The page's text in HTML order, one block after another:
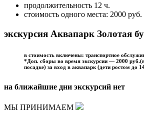
продолжительность 12 ч.
стоимость одного места: 2000 руб.
экскурсия Аквапарк Золотая
в стоимость включены: транспортное
*Доп. сборы во время экскурсии — 2000
посадке) за вход в аквапарк (дети ростом до
на ближайшие дни экскурсий нет
МЫ ПРИНИМАЕМ